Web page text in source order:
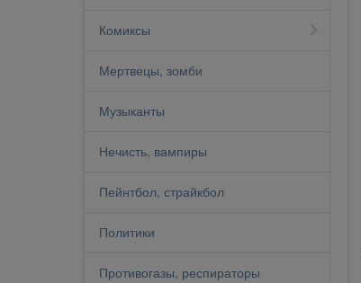
Комиксы
Мертвецы, зомби
Музыканты
Нечисть, вампиры
Пейнтбол, страйкбол
Политики
Противогазы, респираторы